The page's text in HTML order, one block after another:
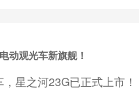
动观光车新旗舰！
星之河23G已正式上市！